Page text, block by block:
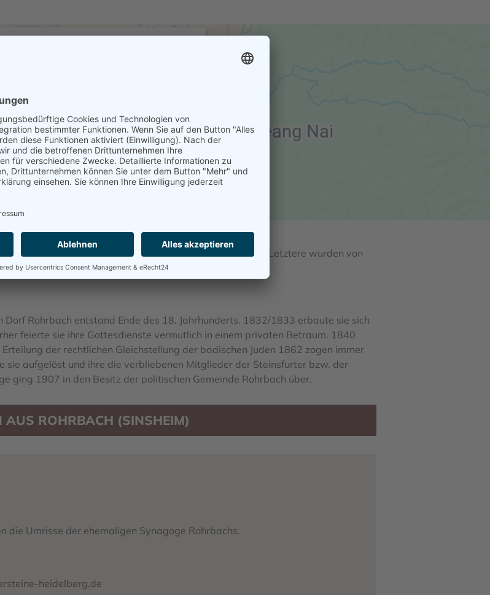
einzubetten. Dieser Service kann Daten zu
stimmen Sie der Nutzung des Service zu, um
diese Karte anzuzeigen.
Akzeptieren
Vater und Sohn Lehmann und Max Stern in Rohrbach. Letztere wurden von
verbracht, wo sie im Januar 1942 verstarben.
Rohrbach entstand Ende des 18. Jahrhunderts. 1832/1833 erbaute sie sich
feierte sie ihre Gottesdienste vermutlich in einem privaten Betraum. 1840
der rechtlichen Gleichstellung der badischen Juden 1862 zogen immer
sie aufgelöst und ihre die verbliebenen Mitglieder der Steinsfurter bzw. der
ging 1907 in den Besitz der politischen Gemeinde Rohrbach über.
AUS ROHRBACH (SINSHEIM)
die Umrisse der ehemaligen Synagoge Rohrbachs.
heidelberg.de